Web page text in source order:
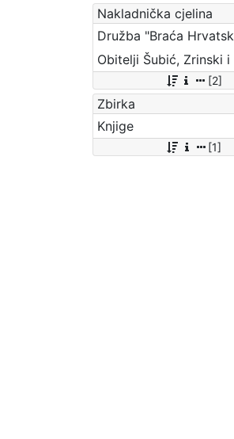
Nakladnička cjelina
[2]
Zbirka
Knjige
[1]